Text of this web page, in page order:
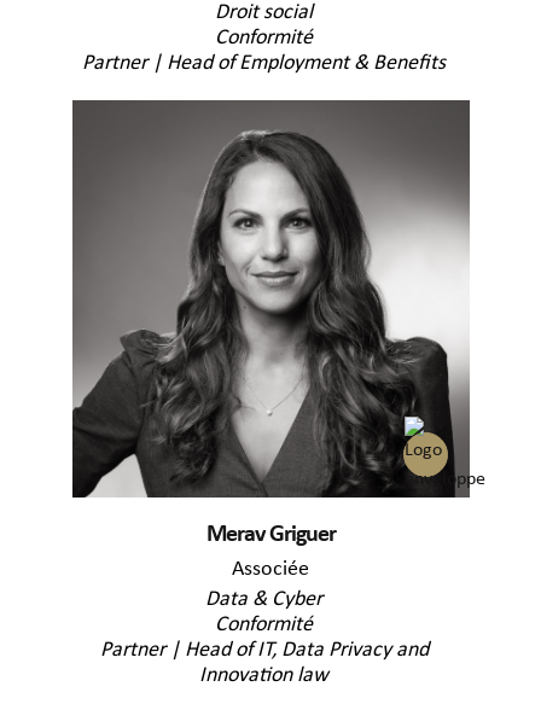
Droit social
Conformité
Partner | Head of Employment & Benefits
Merav Griguer
Associée
Data & Cyber
Conformité
Partner | Head of IT, Data Privacy and
Innovation law